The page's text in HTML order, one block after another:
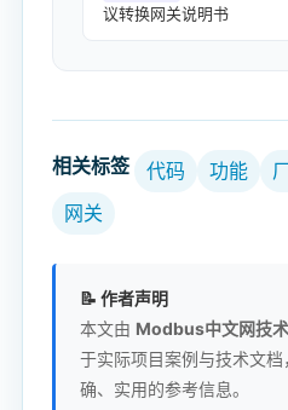
议转换网关说明书
相关标签 代码 功能
网关
📝 作者声明
本文由 Modbus中文网技
于实际项目案例与技术文
确、实用的参考信息。